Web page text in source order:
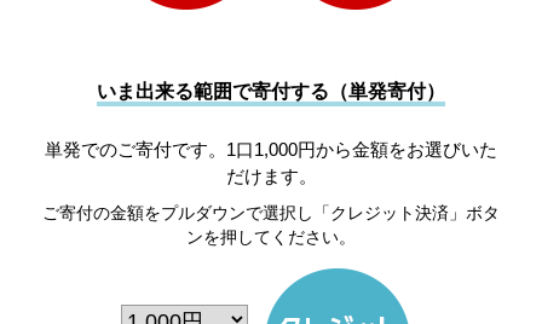
いま出来る範囲で寄付する（単発寄付）
単発でのご寄付です。1口1,000円から金額をお選びいた
だけます。
ご寄付の金額をプルダウンで選択し「クレジット決済」ボタ
ンを押してください。